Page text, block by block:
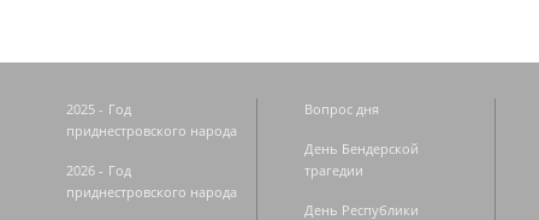
2025 - Год
приднестровского народа
2026 - Год
приднестровского народа
Вопрос дня
День Бендерской
трагедии
День Республики